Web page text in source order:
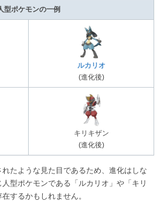
型ポケモンの一例
ルカリオ
(進化後)
キリキザン
(進化後)
たような見た目であるため、進化はしな
型ポケモンである「ルカリオ」や「キリ
するかもしれません。